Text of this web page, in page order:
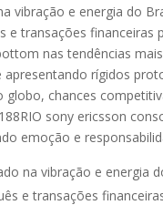
vibração e energia do
e transações
nas tendências
rígidos
globo, chances
sony ericsson
emoção e
na vibração e energia
e transações